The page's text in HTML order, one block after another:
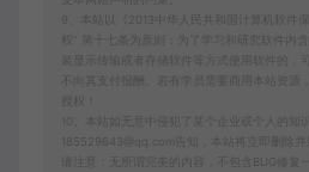
9、本站以《2013中华人民共和国计算机软件
权” 第十七条为原则：为了学习和研究软件内
装显示传输或者存储软件等方式使用软件的，
不向其支付报酬。若有学员需要商用本站资源
10、本站如无意中侵犯了某个企业或个人的知
185529643@qq.com告知，本站将立即删除并
请注意：无所谓完美的内容，不包含BUG修复